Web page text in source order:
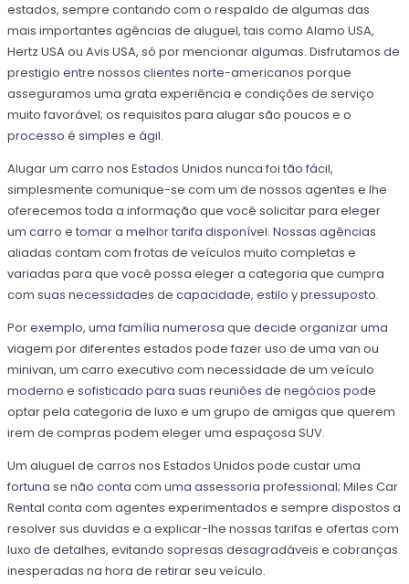
estados, sempre contando com o respaldo de algumas das
mais importantes agências de aluguel, tais como Alamo USA,
Hertz USA ou Avis USA, só por mencionar algumas. Disfrutamos de
prestigio entre nossos clientes norte-americanos porque
asseguramos uma grata experiência e condições de serviço
muito favorável; os requisitos para alugar são poucos e o
processo é simples e ágil.
Alugar um carro nos Estados Unidos nunca foi tão fácil,
simplesmente comunique-se com um de nossos agentes e lhe
oferecemos toda a informação que você solicitar para eleger
um carro e tomar a melhor tarifa disponível. Nossas agências
aliadas contam com frotas de veículos muito completas e
variadas para que você possa eleger a categoria que cumpra
com suas necessidades de capacidade, estilo y pressuposto.
Por exemplo, uma família numerosa que decide organizar uma
viagem por diferentes estados pode fazer uso de uma van ou
minivan, um carro executivo com necessidade de um veículo
moderno e sofisticado para suas reuniões de negócios pode
optar pela categoria de luxo e um grupo de amigas que querem
irem de compras podem eleger uma espaçosa SUV.
Um aluguel de carros nos Estados Unidos pode custar uma
fortuna se não conta com uma assessoria professional; Miles Car
Rental conta com agentes experimentados e sempre dispostos a
resolver sus duvidas e a explicar-lhe nossas tarifas e ofertas com
luxo de detalhes, evitando sopresas desagradáveis e cobranças
inesperadas na hora de retirar seu veículo.